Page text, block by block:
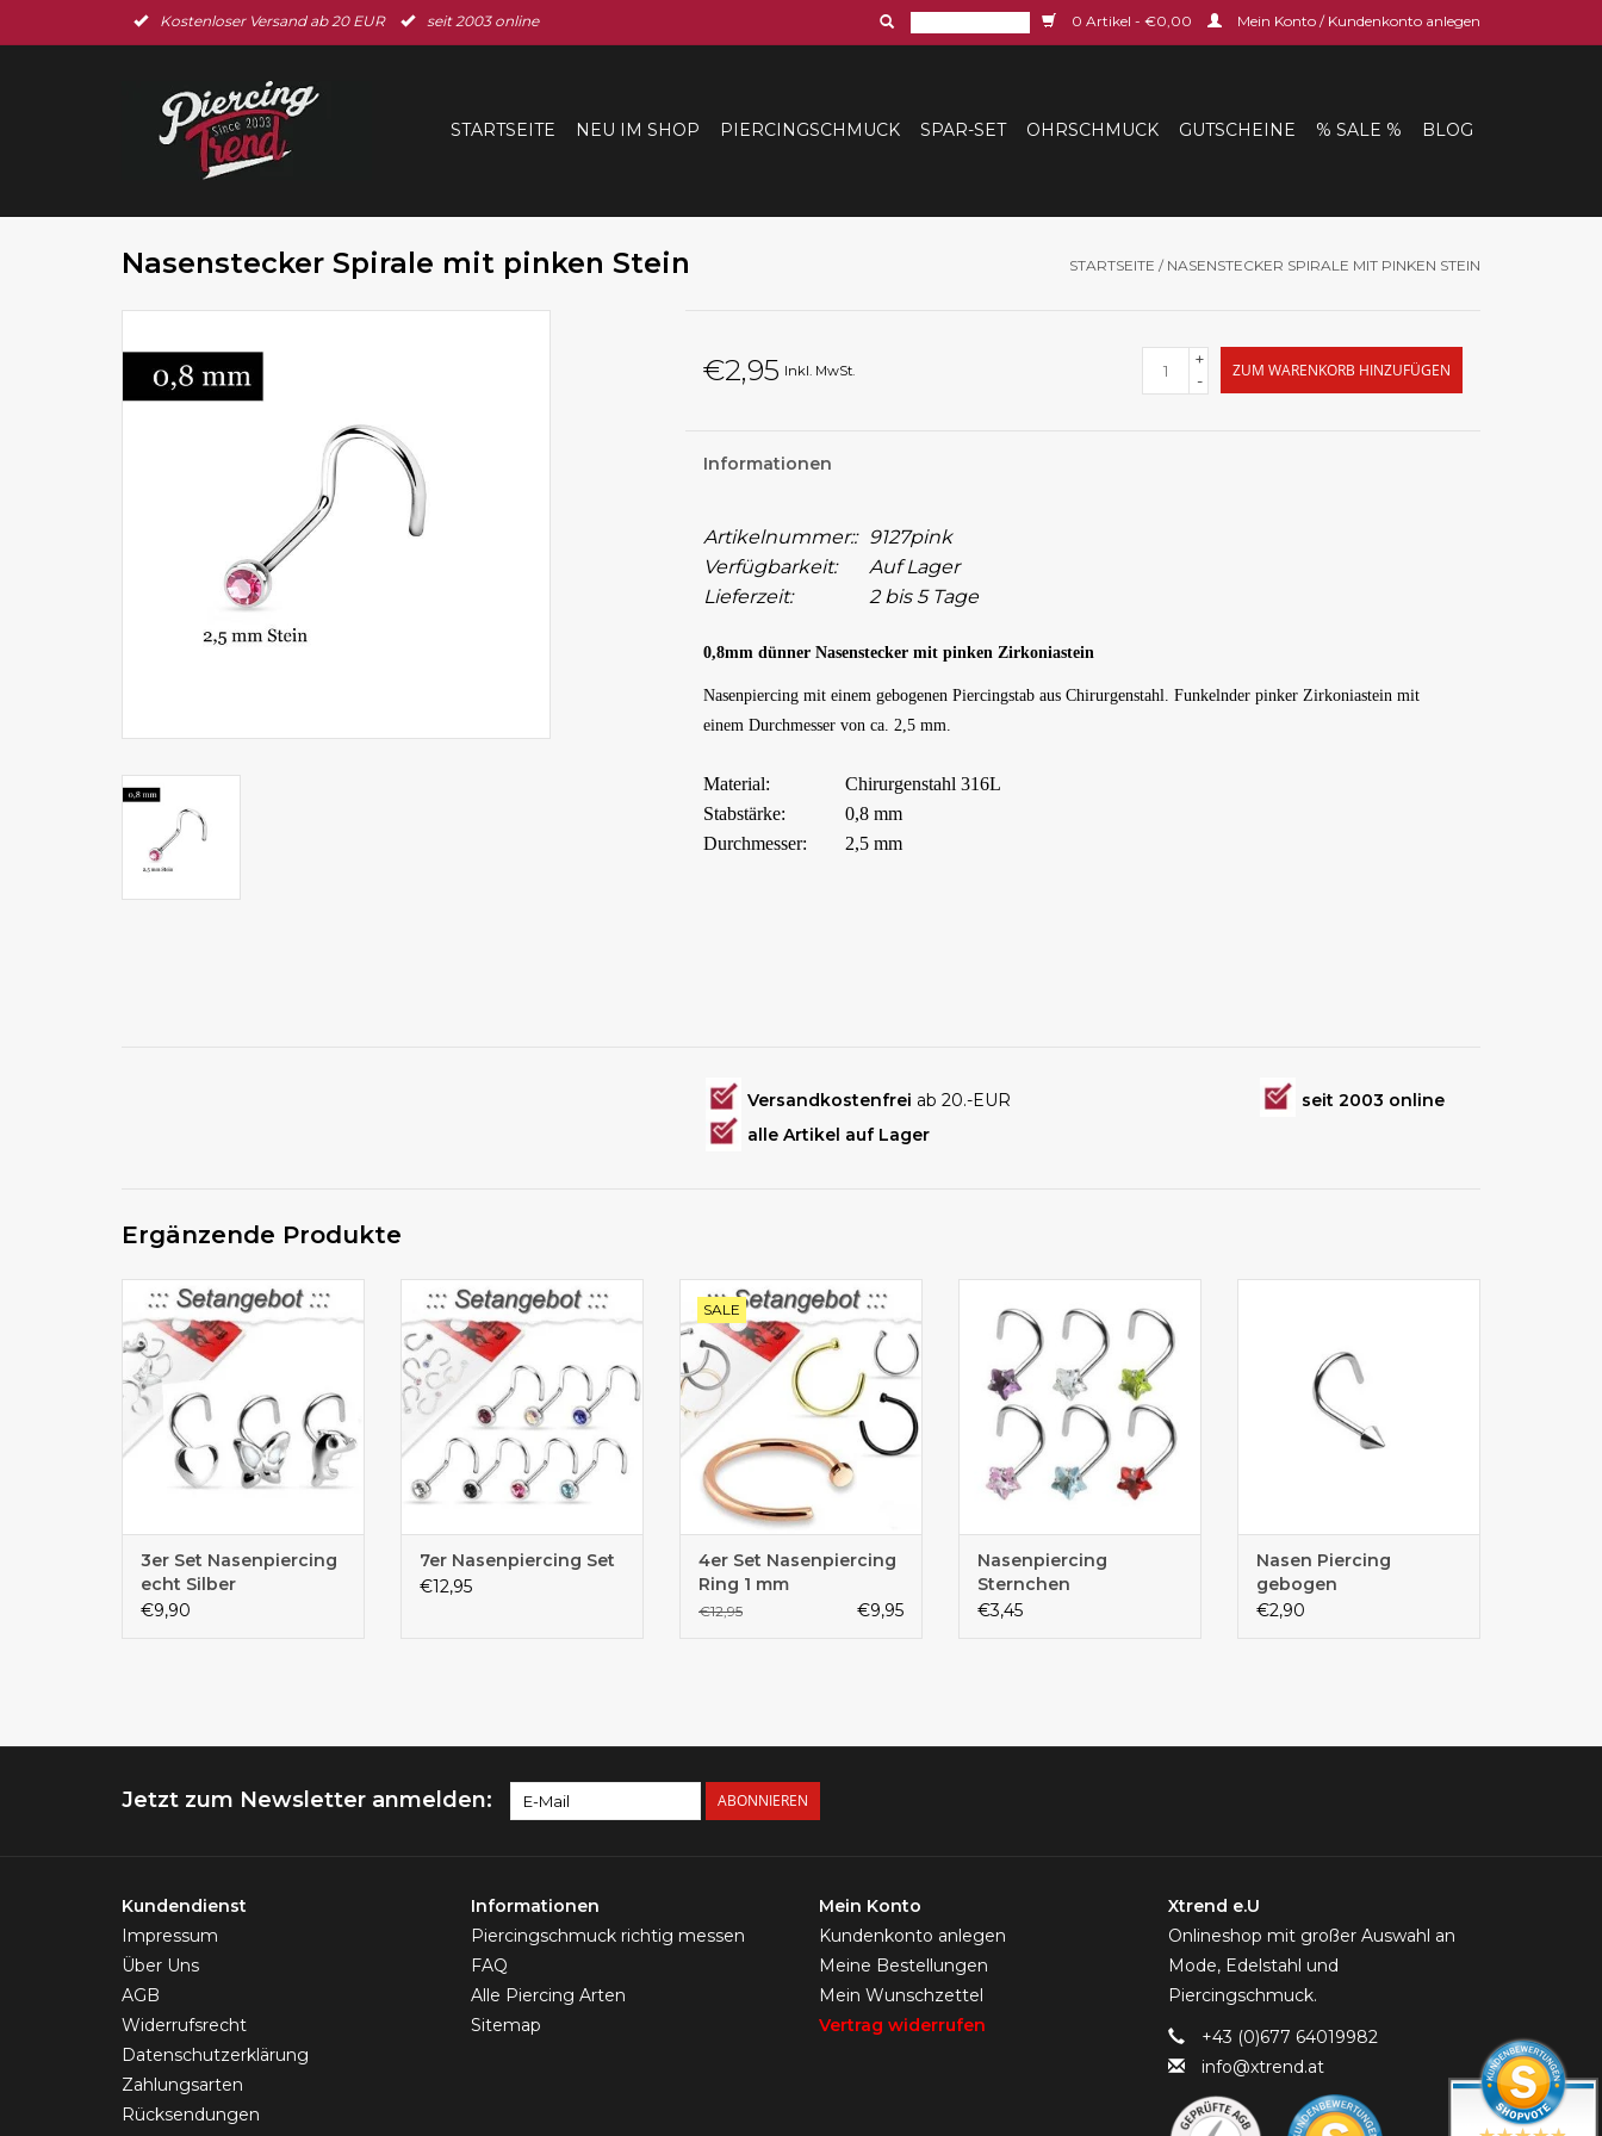
Kostenloser Versand ab 20 EUR seit 2003 online 0 Artikel - €0,00 Mein Konto / Kundenkonto anlegen
STARTSEITE NEU IM SHOP PIERCINGSCHMUCK SPAR-SET OHRSCHMUCK GUTSCHEINE % SALE % BLOG
Nasenstecker Spirale mit pinken Stein STARTSEITE / NASENSTECKER SPIRALE MIT PINKEN STEIN
€2,95 Inkl. MwSt.
+
-
ZUM WARENKORB HINZUFÜGEN
Informationen
Artikelnummer::
9127pink
Verfügbarkeit:
Auf Lager
Lieferzeit:
2 bis 5 Tage
0,8mm dünner Nasenstecker mit pinken Zirkoniastein
Nasenpiercing mit einem gebogenen Piercingstab aus Chirurgenstahl. Funkelnder pinker Zirkoniastein mit
einem Durchmesser von ca. 2,5 mm.
Material:
Chirurgenstahl 316L
Stabstärke:
0,8 mm
Durchmesser:
2,5 mm
Versandkostenfrei ab 20.-EUR
seit 2003 online
alle Artikel auf Lager
Ergänzende Produkte
3er Set Angebot Nasenpiercing
3er Set Nasenpiercing
echt Silber
€9,90
Nasenpiercing Set gebogen
7er Nasenpiercing Set
€12,95
SALE
Tolles Setangebot 4 Stk
Nasenpiercingringe
4er Set Nasenpiercing
Ring 1 mm
€12,95 €9,95
Halt
Nasenpiercing
Sternchen
€3,45
Nasen Piercing
gebogen
€2,90
Jetzt zum Newsletter anmelden: ABONNIEREN
Kundendienst
Impressum
Über Uns
AGB
Widerrufsrecht
Datenschutzerklärung
Zahlungsarten
Rücksendungen
Informationen
Piercingschmuck richtig messen
FAQ
Alle Piercing Arten
Sitemap
Mein Konto
Kundenkonto anlegen
Meine Bestellungen
Mein Wunschzettel
Vertrag widerrufen
Xtrend e.U
Onlineshop mit großer Auswahl an
Mode, Edelstahl und
Piercingschmuck.
+43 (0)677 64019982
info@xtrend.at